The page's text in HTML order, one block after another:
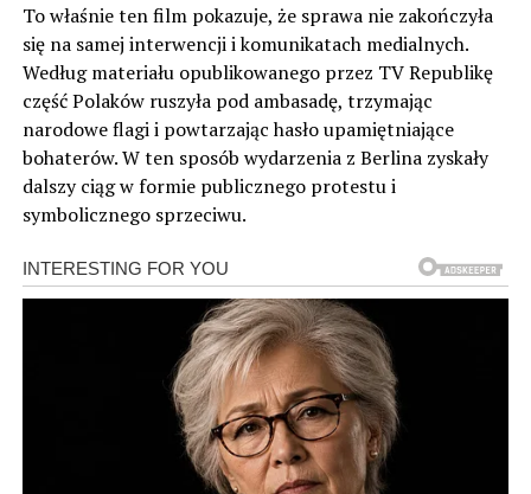
To właśnie ten film pokazuje, że sprawa nie zakończyła
się na samej interwencji i komunikatach medialnych.
Według materiału opublikowanego przez TV Republikę
część Polaków ruszyła pod ambasadę, trzymając
narodowe flagi i powtarzając hasło upamiętniające
bohaterów. W ten sposób wydarzenia z Berlina zyskały
dalszy ciąg w formie publicznego protestu i
symbolicznego sprzeciwu.